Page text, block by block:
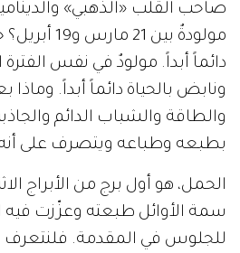
صاحب القلب «الذهبي»
مولودةٌ بين
دائماً أبداً. مولودٌ في نفس
ونابض بالحياة دائماً أبداً. وماذا
والطاقة والشباب الدائم
بطبعه وطباعه ويتصرف على
الحمل، هو أول برج من الأبراج
سمة الأوائل طبعته وعزّزت فيه
للجلوس في المقدمة. فلنتعرف